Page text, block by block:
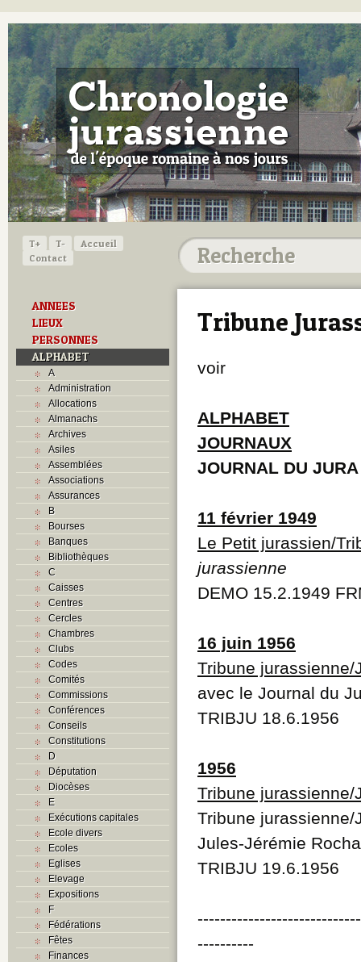
T+ T-
Accueil
Contact
ANNEES
LIEUX
PERSONNES
ALPHABET
A
Administration
Allocations
Almanachs
Archives
Asiles
Assemblées
Associations
Assurances
B
Bourses
Banques
Bibliothèques
C
Caisses
Centres
Cercles
Chambres
Clubs
Codes
Comités
Commissions
Conférences
Conseils
Constitutions
D
Députation
Diocèses
E
Exécutions capitales
Ecole divers
Ecoles
Eglises
Elevage
Expositions
F
Fédérations
Fêtes
Finances
Tribune
voir
ALPHABET
JOURNAUX
JOURNAL DU JURA
11 février 1949
Le Petit jurassien/
jurassienne
DEMO 15.2.1949
16 juin 1956
Tribune jurassienne/
avec le Journal du
TRIBJU 18.6.1956
1956
Tribune jurassienne/
Tribune
Jules-Jérémie
TRIBJU 19.6.1956
----------